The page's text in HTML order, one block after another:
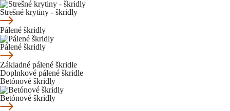
Strešné krytiny - škridly
Pálené škridly
Pálené škridly
Základné pálené škridle
Doplnkové pálené škridle
Betónové škridly
Betónové škridly